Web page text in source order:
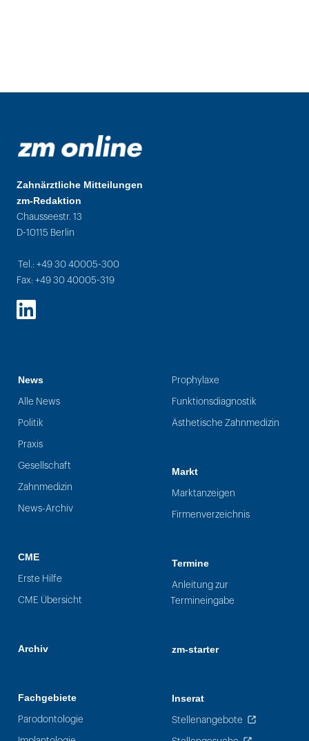
Zahnärztliche Mitteilungen
zm-Redaktion
Chausseestr. 13
D-10115 Berlin
Tel.: +49 30 40005-300
Fax: +49 30 40005-319
LinkedIn
News
Alle News
Politik
Praxis
Gesellschaft
Zahnmedizin
News-Archiv
CME
Erste Hilfe
CME Übersicht
Archiv
Fachgebiete
Parodontologie
Prophylaxe
Funktionsdiagnostik
Ästhetische Zahnmedizin
Markt
Marktanzeigen
Firmenverzeichnis
Termine
Anleitung zur
Termineingabe
zm-starter
Inserat
Stellenangebote